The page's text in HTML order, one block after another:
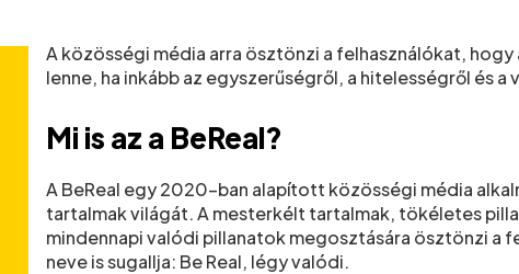
A közösségi média arra ösztönzi a felhasználókat,
lenne, ha inkább az egyszerűségről, a hitelességről és
Mi is az a BeReal?
A BeReal egy 2020-ban alapított közösségi média
tartalmak világát. A mesterkélt tartalmak, tökéletes
mindennapi valódi pillanatok megosztására ösztönzi a
neve is sugallja: Be Real, légy valódi.